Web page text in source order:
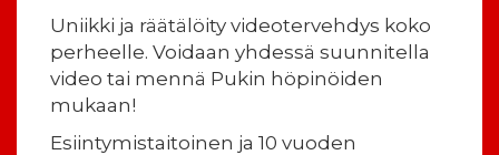
Uniikki ja räätälöity videotervehdys koko
perheelle. Voidaan yhdessä suunnitella
video tai mennä Pukin höpinöiden
mukaan!
Esiintymistaitoinen ja 10 vuoden